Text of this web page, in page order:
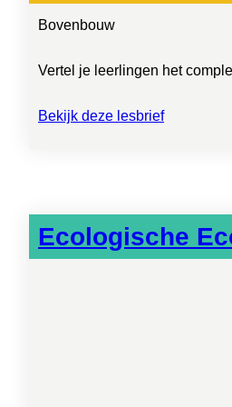
Bovenbouw
Vertel je leerlingen het
Bekijk deze lesbrief
Ecologische